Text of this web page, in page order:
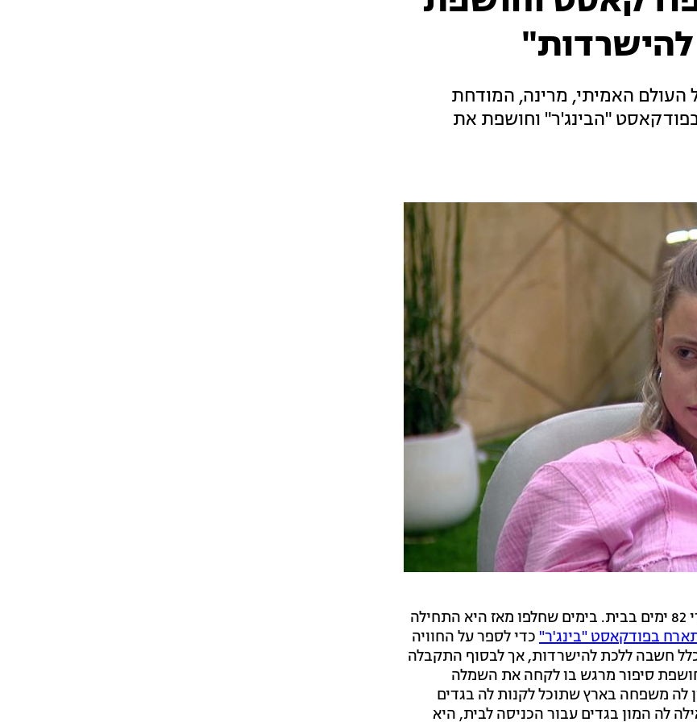
האמיתי, מרינה, המודחת
"הבינג'ר" וחושפת את
בשבוע שעבר הודחה מבית האח הגדול מרינה קוזנצובה אחרי 82 ימים בבית. בימים שחלפו מאז היא התחילה
בפודקאסט "בינג'ר" כדי לספר על החוויה
חשבה ללכת להישרדות, אך לבסוף התקבלה
סיפור מרגש בו לקחה את השמלה
לה משפחה בארץ שתוכל לקנות לה בגדים
לה המון בגדים עבור הכניסה לבית, היא